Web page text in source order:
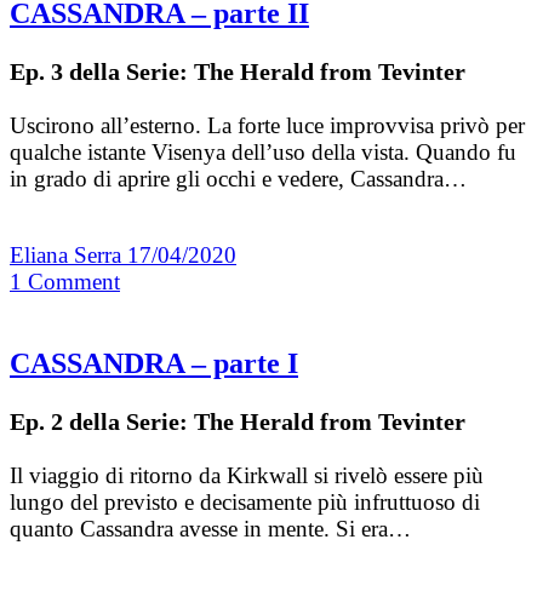
CASSANDRA – parte II
Ep. 3 della Serie: The Herald from Tevinter
Uscirono all’esterno. La forte luce improvvisa privò per
qualche istante Visenya dell’uso della vista. Quando fu
in grado di aprire gli occhi e vedere, Cassandra…
Eliana Serra 17/04/2020
1 Comment
CASSANDRA – parte I
Ep. 2 della Serie: The Herald from Tevinter
Il viaggio di ritorno da Kirkwall si rivelò essere più
lungo del previsto e decisamente più infruttuoso di
quanto Cassandra avesse in mente. Si era…